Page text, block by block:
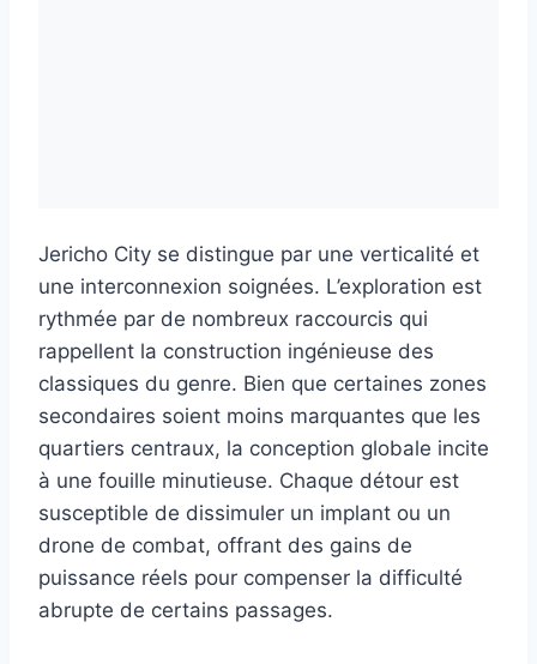
Jericho City se distingue par une verticalité et
une interconnexion soignées. L’exploration est
rythmée par de nombreux raccourcis qui
rappellent la construction ingénieuse des
classiques du genre. Bien que certaines zones
secondaires soient moins marquantes que les
quartiers centraux, la conception globale incite
à une fouille minutieuse. Chaque détour est
susceptible de dissimuler un implant ou un
drone de combat, offrant des gains de
puissance réels pour compenser la difficulté
abrupte de certains passages.